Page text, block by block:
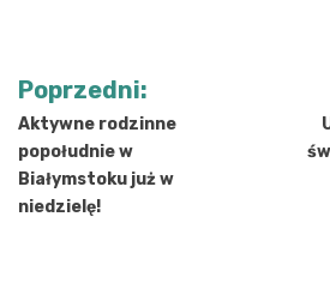
Nawigacja
wpisu
Poprzedni:
Aktywne rodzinne
popołudnie w
Białymstoku już w
niedzielę!